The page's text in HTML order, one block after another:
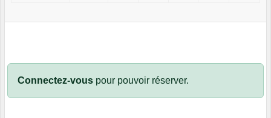
Connectez-vous pour pouvoir réserver.